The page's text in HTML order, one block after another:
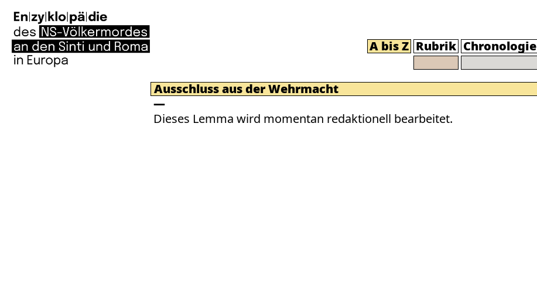
A bis Z Rubrik Chronologie
Ausschluss aus der Wehrmacht
Dieses Lemma wird momentan redaktionell bearbeitet.